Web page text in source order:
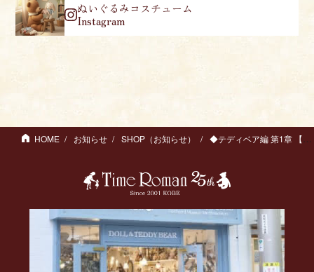
ぬいぐるみコスチューム
Instagram
HOME お知らせ SHOP（お知らせ） ◆テディベア編 第1章 【時の博覧会展】 開催のお知らせ◆ 1/17（金）-1/26（日) ◆